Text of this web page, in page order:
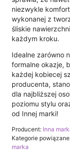
niezwykle
wykonanej z
śliskie
każdym kroku.
Idealne zarówno
formalne okazje,
każdej kobiecej
producenta,
dla najbliższej
poziomu stylu
od Innej marki!
Producent: Inna
Kategorie
marka